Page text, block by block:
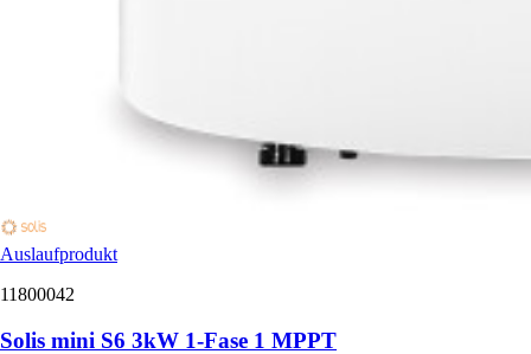
Auslaufprodukt
11800042
Solis mini S6 3kW 1-Fase 1 MPPT